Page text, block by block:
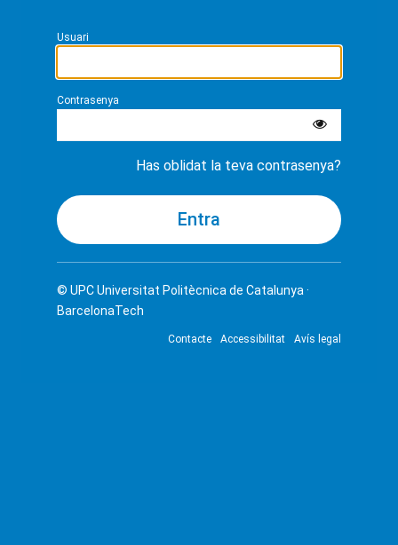
Usuari
Contrasenya
Has oblidat la teva contrasenya?
© UPCUniversitat Politècnica de Catalunya ·
BarcelonaTech
Contacte Accessibilitat Avís legal